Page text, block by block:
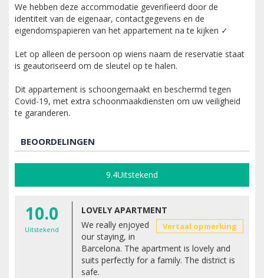
We hebben deze accommodatie geverifieerd door de
identiteit van de eigenaar, contactgegevens en de
eigendomspapieren van het appartement na te kijken ✓
Let op alleen de persoon op wiens naam de reservatie staat
is geautoriseerd om de sleutel op te halen.
Dit appartement is schoongemaakt en beschermd tegen
Covid-19, met extra schoonmaakdiensten om uw veiligheid
te garanderen.
BEOORDELINGEN
9.4Uitstekend
10.0
Uitstekend
LOVELY APARTMENT
Vertaal opmerking
We really enjoyed
our staying, in
Barcelona. The apartment is lovely and
suits perfectly for a family. The district is
safe.